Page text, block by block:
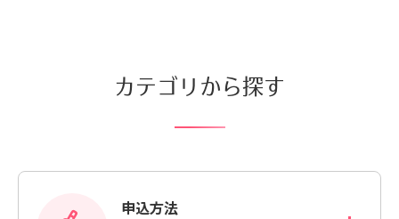
カテゴリから探す
申込方法